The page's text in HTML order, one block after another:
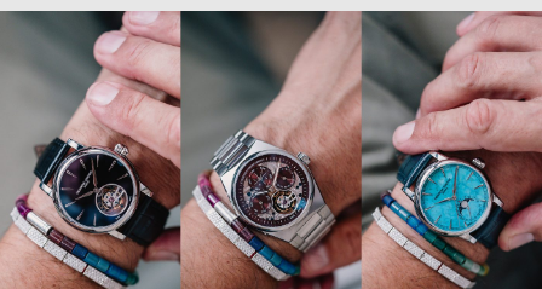
Skip
content